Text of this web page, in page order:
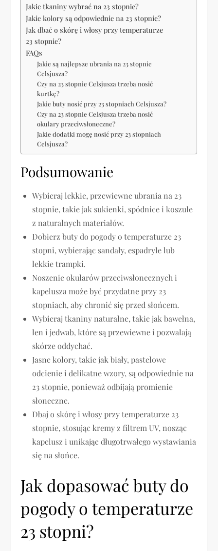
Jakie tkaniny wybrać na 23 stopnie?
Jakie kolory są odpowiednie na 23 stopnie?
Jak dbać o skórę i włosy przy temperaturze
23 stopnie?
FAQs
Jakie są najlepsze ubrania na 23 stopnie
Celsjusza?
Czy na 23 stopnie Celsjusza trzeba nosić
kurtkę?
Jakie buty nosić przy 23 stopniach Celsjusza?
Czy na 23 stopnie Celsjusza trzeba nosić
okulary przeciwsłoneczne?
Jakie dodatki mogę nosić przy 23 stopniach
Celsjusza?
Podsumowanie
Wybieraj lekkie, przewiewne ubrania na 23
stopnie, takie jak sukienki, spódnice i koszule
z naturalnych materiałów.
Dobierz buty do pogody o temperaturze 23
stopni, wybierając sandały, espadryle lub
lekkie trampki.
Noszenie okularów przeciwsłonecznych i
kapelusza może być przydatne przy 23
stopniach, aby chronić się przed słońcem.
Wybieraj tkaniny naturalne, takie jak bawełna,
len i jedwab, które są przewiewne i pozwalają
skórze oddychać.
Jasne kolory, takie jak biały, pastelowe
odcienie i delikatne wzory, są odpowiednie na
23 stopnie, ponieważ odbijają promienie
słoneczne.
Dbaj o skórę i włosy przy temperaturze 23
stopnie, stosując kremy z filtrem UV, nosząc
kapelusz i unikając długotrwałego wystawiania
się na słońce.
Jak dopasować buty do
pogody o temperaturze
23 stopni?